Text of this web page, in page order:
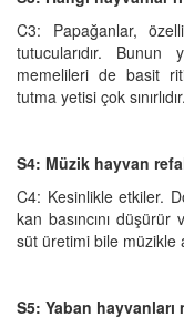
C3: Papağanlar,
tutucularıdır.
memelileri de basit
tutma yetisi çok sınırlıdır.
S4: Müzik hayvan
C4: Kesinlikle etkiler.
kan basıncını düşürür
süt üretimi bile müzikle
S5: Yaban